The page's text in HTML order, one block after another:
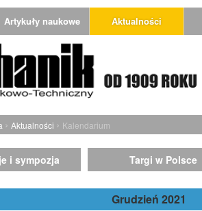
Artykuły naukowe Aktualności
› Aktualności › Kalendarium
i sympozja Targi w Polsce
Grudzień 2021